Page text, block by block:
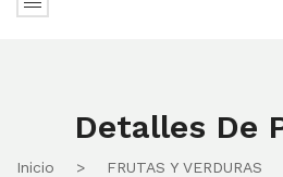
Detalles De
Inicio > FRUTAS Y VERDURAS